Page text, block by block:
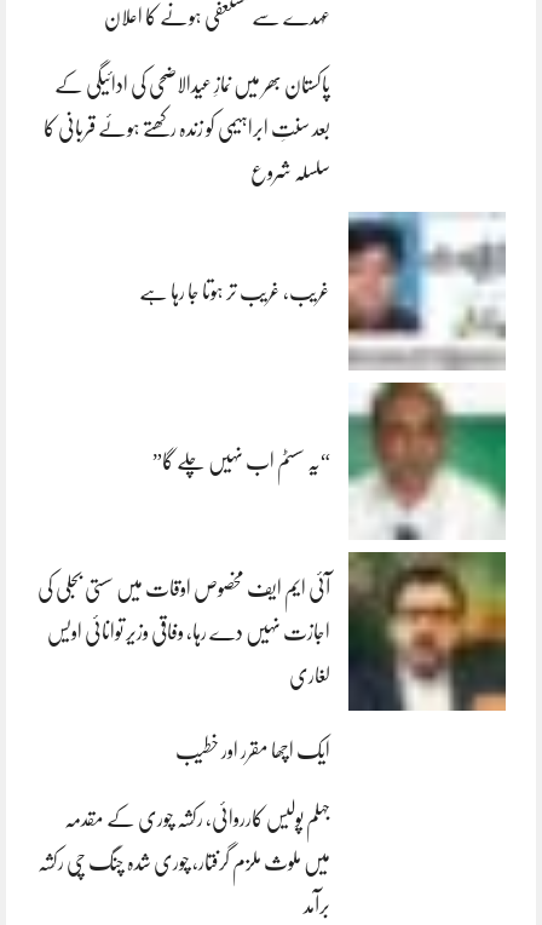
عہدے سے مستعفی ہونے کا اعلان
پاکستان بھر میں نمازِ عیدالاضحی کی ادائیگی کے
بعد سنتِ ابراہیمی کو زندہ رکھتے ہوئے قربانی کا
سلسلہ شروع
غریب، غریب تر ہوتا جا رہا ہے
“یہ سسٹم اب نہیں چلے گا”
آئی ایم ایف مخصوص اوقات میں سستی بجلی کی
اجازت نہیں دے رہا، وفاقی وزیر توانائی اویس
لغاری
ایک اچھا مقرر اور خطیب
جہلم پولیس کارروائی، رکشہ چوری کے مقدمہ
میں ملوث ملزم گرفتار، چوری شدہ چنگ چی رکشہ
برآمد